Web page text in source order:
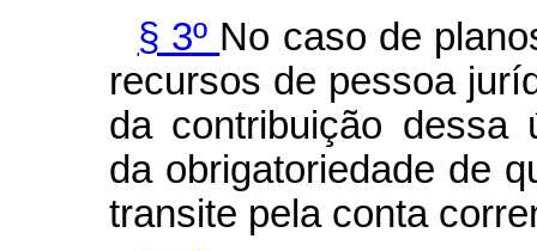
§ 3º No caso de
recursos de pessoa
da contribuição dessa
da obrigatoriedade de
transite pela conta